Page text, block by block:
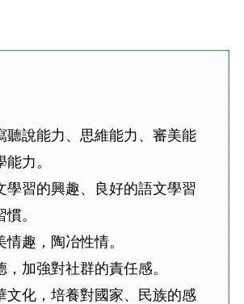
聽說能力、思維能力、審美能
力。
學習的興趣、良好的語文學習
。
情趣，陶冶性情。
，加強對社群的責任感。
文化，培養對國家、民族的感